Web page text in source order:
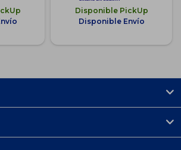
Disponible PickUp
Disponible Envío